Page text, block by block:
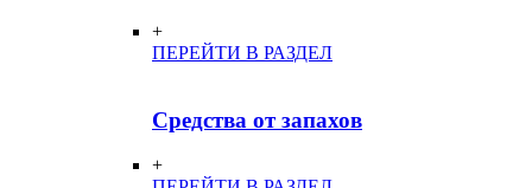
+
ПЕРЕЙТИ В РАЗДЕЛ
Средства от запахов
+